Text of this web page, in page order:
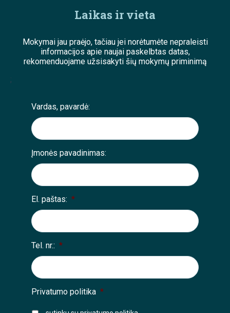
Laikas ir vieta
Mokymai jau praėjo, tačiau jei norėtumėte nepraleisti
informacijos apie naujai paskelbtas datas,
rekomenduojame užsisakyti šių mokymų priminimą
;
Vardas, pavardė:
Įmonės pavadinimas:
El. paštas: *
Tel. nr.: *
Privatumo politika *